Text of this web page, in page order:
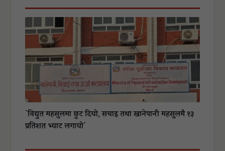
`विद्युत महसुलमा छुट दियो, सिँचाइ तथा खानेपानी महसुलमै १३
प्रतिशत भ्याट लगायो´